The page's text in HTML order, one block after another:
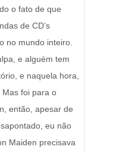
o fato de que
de CD’s
no mundo inteiro.
e alguém tem
e naquela hora,
Mas foi para o
então, apesar de
eu não
Maiden precisava